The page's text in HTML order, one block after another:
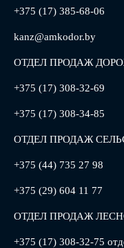
+375 (17) 385-68-06
kanz@amkodor.by
ОТДЕЛ ПРОДАЖ
+375 (17) 308-32-69
+375 (17) 308-34-85
ОТДЕЛ ПРОДАЖ
+375 (44) 735 27 98
+375 (29) 604 11 77
ОТДЕЛ ПРОДАЖ
+375 (17) 308-32-75